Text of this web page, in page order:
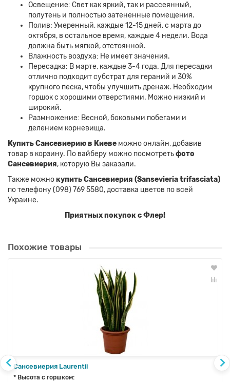
Освещение: Свет как яркий, так и рассеянный,
полутень и полностью затененные помещения.
Полив: Умеренный, каждые 12-15 дней, с марта до
октября, в остальное время, каждые 4 недели. Вода
должна быть мягкой, отстоянной.
Влажность воздуха: Не имеет значения.
Пересадка: В марте, каждые 3-4 года. Для пересадки
отлично подходит субстрат для гераний и 30%
крупного песка, чтобы улучшить дренаж. Необходим
горшок с хорошими отверстиями. Можно низкий и
широкий.
Размножение: Весной, боковыми побегами и
делением корневища.
Купить Сансевиерию в Киеве можно онлайн, добавив
товар в корзину. По вайберу можно посмотретьфото
Сансевиерия, которую Вы заказали.
Также можнокупить Сансевиерия (Sansevieria trifasciata)
по телефону (098) 769 5580, доставка цветов по всей
Украине.
Приятных покупок с Флер!
Похожие товары
Сансевиерия Laurentii
* Высота с горшком: